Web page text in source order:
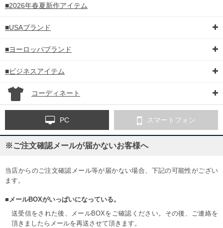
■2026年春夏新作アイテム
■USAブランド
■ヨーロッパブランド
■ビジネスアイテム
コーディネート
PC スマートフォン
※ご注文確認メールが届かないお客様へ
当店からのご注文確認メール等が届かない場合、下記の可能性がござい
ます。
■メールBOXがいっぱいになっている。
送受信をされた後、メールBOXをご確認ください。その後、ご連絡を
頂きましたらメールを再送させて頂きます。